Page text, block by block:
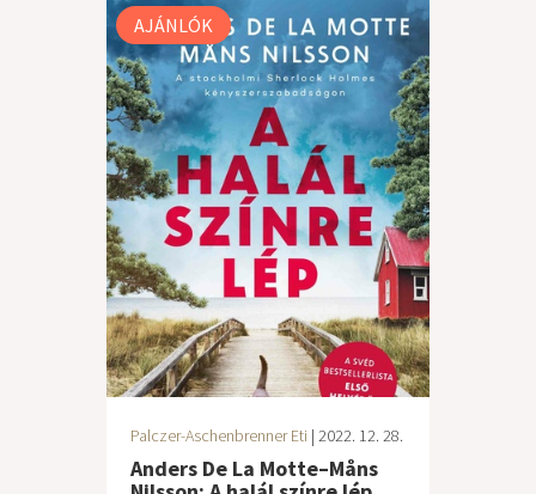
AJÁNLÓK
Palczer-Aschenbrenner Eti | 2022. 12. 28.
Anders De La Motte–Måns